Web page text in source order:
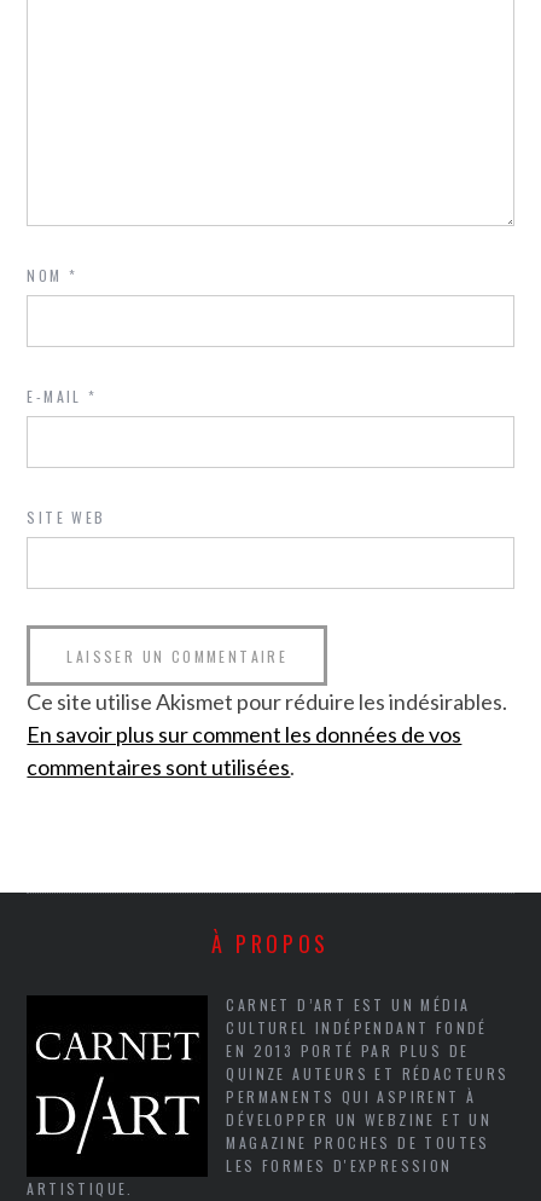
NOM*
E-MAIL*
SITE WEB
Ce site utilise Akismet pour réduire les indésirables.
En savoir plus sur comment les données de vos
commentaires sont utilisées.
À PROPOS
CARNET D’ART EST UN MÉDIA
CULTUREL INDÉPENDANT FONDÉ
EN 2013 PORTÉ PAR PLUS DE
QUINZE AUTEURS ET RÉDACTEURS
PERMANENTS QUI ASPIRENT À
DÉVELOPPER UN WEBZINE ET UN
MAGAZINE PROCHES DE TOUTES
LES FORMES D'EXPRESSION
ARTISTIQUE.